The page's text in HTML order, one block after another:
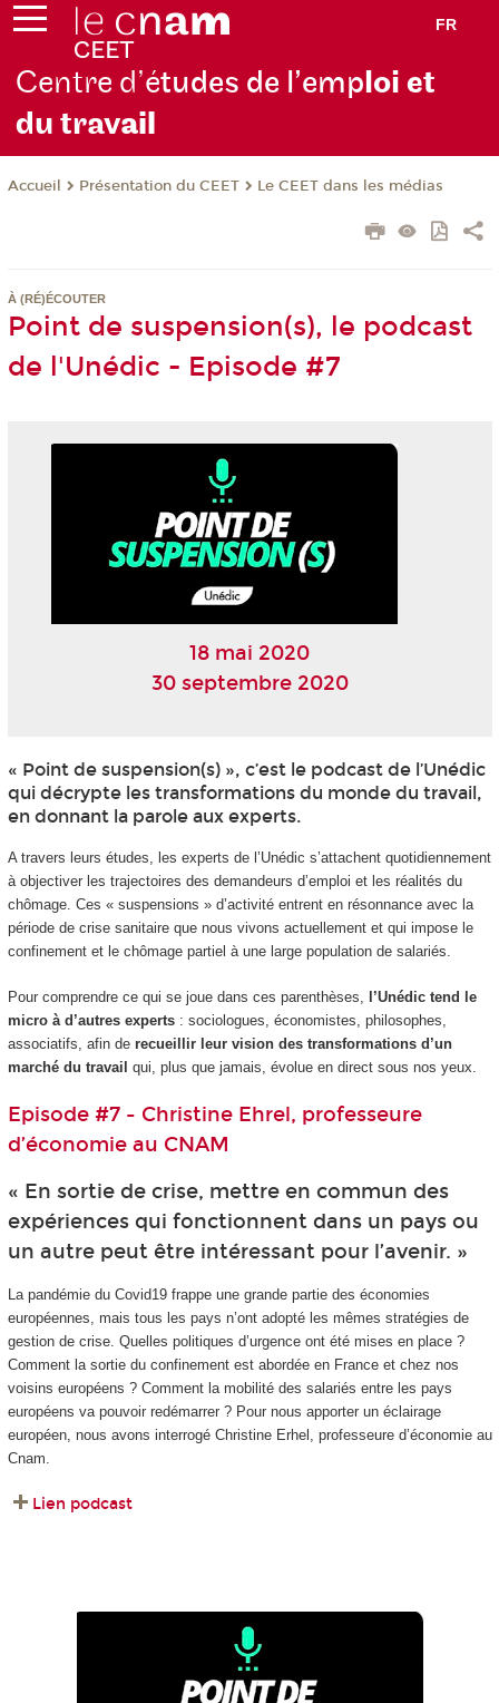
FR
Centre d’études de l’emploi et
du travail
Accueil Présentation du CEET Le CEET dans les médias
À (RÉ)ÉCOUTER
Point de suspension(s), le podcast
de l'Unédic - Episode #7
18 mai 2020
30 septembre 2020
« Point de suspension(s) », c’est le podcast de l’Unédic
qui décrypte les transformations du monde du travail,
en donnant la parole aux experts.
A travers leurs études, les experts de l’Unédic s’attachent quotidiennement
à objectiver les trajectoires des demandeurs d’emploi et les réalités du
chômage. Ces « suspensions » d’activité entrent en résonnance avec la
période de crise sanitaire que nous vivons actuellement et qui impose le
confinement et le chômage partiel à une large population de salariés.
Pour comprendre ce qui se joue dans ces parenthèses,
l’Unédic tend le
micro à d’autres experts: sociologues, économistes, philosophes,
associatifs, afin de recueillir leur vision des transformations d’un
marché du travail qui, plus que jamais, évolue en direct sous nos yeux.
Episode #7 - Christine Ehrel, professeure
d’économie au CNAM
« En sortie de crise, mettre en commun des
expériences qui fonctionnent dans un pays ou
un autre peut être intéressant pour l’avenir. »
La pandémie du Covid19 frappe une grande partie des économies
européennes, mais tous les pays n’ont adopté les mêmes stratégies de
gestion de crise. Quelles politiques d’urgence ont été mises en place ?
Comment la sortie du confinement est abordée en France et chez nos
voisins européens ? Comment la mobilité des salariés entre les pays
européens va pouvoir redémarrer ? Pour nous apporter un éclairage
européen, nous avons interrogé Christine Erhel, professeure d’économie au
Cnam.
Lien podcast